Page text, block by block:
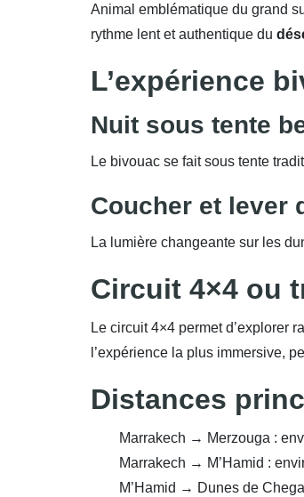
Animal emblématique du grand
rythme lent et authentique du
L’expérience
Nuit sous tente
Le bivouac se fait sous tente
Coucher et lever
La lumière changeante sur les
Circuit 4×4 ou
Le circuit 4×4 permet d’explorer
l’expérience la plus immersive,
Distances
Marrakech → Merzouga :
Marrakech → M’Hamid :
M’Hamid → Dunes de